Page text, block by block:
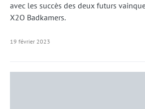
avec les succès des deux futurs
X2O Badkamers.
19 février 2023